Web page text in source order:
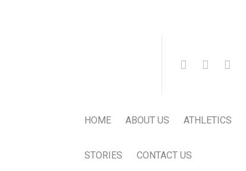
HOME ABOUT US ATHLETICS
STORIES CONTACT US